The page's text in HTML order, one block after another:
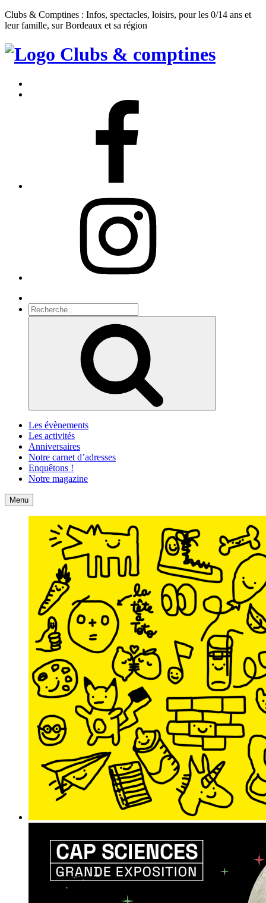
Clubs & Comptines : Infos, spectacles, loisirs, pour les 0/14 ans et
leur famille, sur Bordeaux et sa région
Clubs
Comptines
Recherche
pour
Les évènements
Les activités
Anniversaires
Notre carnet d’adresses
Enquêtons !
Notre magazine
Accueil
Menu Contact